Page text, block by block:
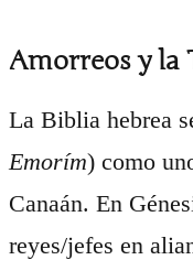
Amorreos y la
La Biblia hebrea
Emorím) como
Canaán. En
reyes/jefes en